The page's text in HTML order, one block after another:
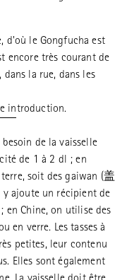
d'où le Gongfucha est
encore très courant de
la rue, dans les
introduction.
de la vaisselle
de 1 à 2 dl ; en
soit des gaiwan (盖
y ajoute un récipient de
en Chine, on utilise des
en verre. Les tasses à
petites, leur contenu
Elles sont également